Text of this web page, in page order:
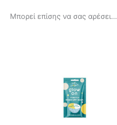
Μπορεί επίσης να σας αρέσει…